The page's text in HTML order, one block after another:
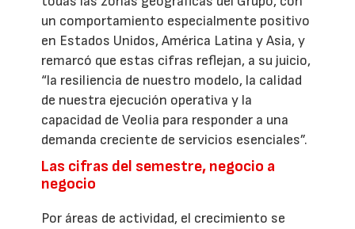
un comportamiento especialmente positivo
en Estados Unidos, América Latina y Asia, y
remarcó que estas cifras reflejan, a su juicio,
“la resiliencia de nuestro modelo, la calidad
de nuestra ejecución operativa y la
capacidad de Veolia para responder a una
demanda creciente de servicios esenciales”.
Las cifras del semestre, negocio a
negocio
Por áreas de actividad, el crecimiento se